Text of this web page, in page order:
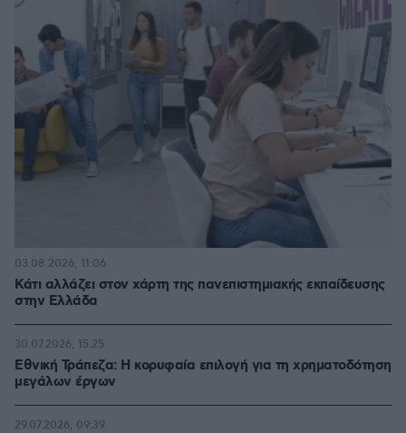
Κάτι αλλάζει στον χάρτη της πανεπιστημιακής εκπαίδευσης
στην Ελλάδα
03.08.2026, 11:06
Εθνική Τράπεζα: Η κορυφαία επιλογή για τη χρηματοδότηση
μεγάλων έργων
30.07.2026, 15:25
29.07.2026, 09:39